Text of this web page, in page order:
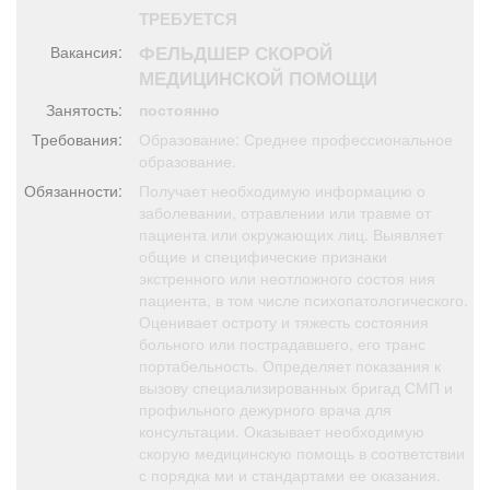
Обучение
Товары Поздравления Погода
Я - пенсионер
ТРЕБУЕТСЯ
Вакансия:
ФЕЛЬДШЕР СКОРОЙ
МЕДИЦИНСКОЙ ПОМОЩИ
Занятость:
постоянно
Требования:
Образование: Среднее профессиональное
образование.
Обязанности:
Получает необходимую информацию о
заболевании, отравлении или травме от
пациента или окружающих лиц. Выявляет
общие и специфические признаки
экстренного или неотложного состоя ния
пациента, в том числе психопатологического.
Оценивает остроту и тяжесть состояния
больного или пострадавшего, его транс
портабельность. Определяет показания к
вызову специализированных бригад СМП и
профильного дежурного врача для
консультации. Оказывает необходимую
скорую медицинскую помощь в соответствии
с порядка ми и стандартами ее оказания.